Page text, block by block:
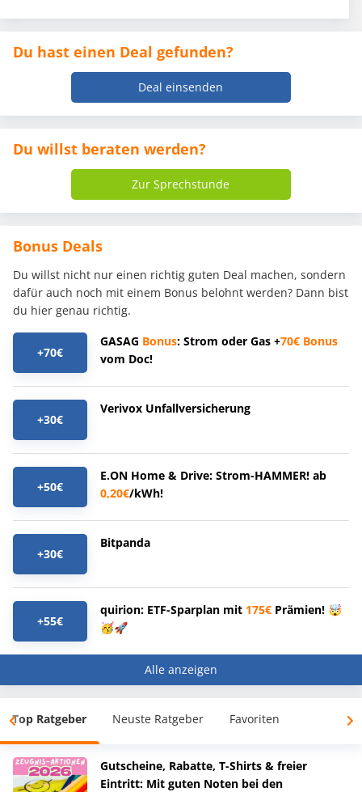
Du hast einen Deal gefunden?
Deal einsenden
Du willst beraten werden?
Zur Sprechstunde
Bonus Deals
Du willst nicht nur einen richtig guten Deal machen, sondern
dafür auch noch mit einem Bonus belohnt werden? Dann bist
du hier genau richtig.
+70€
GASAG Bonus: Strom oder Gas +70€ Bonus
vom Doc!
+30€
Verivox Unfallversicherung
+50€
E.ON Home & Drive: Strom-HAMMER! ab
0,20€/kWh!
+30€
Bitpanda
+55€
quirion: ETF-Sparplan mit 175€ Prämien! 🤯
🥳🚀
Alle anzeigen
Top Ratgeber Neuste Ratgeber Favoriten
Gutscheine, Rabatte, T-Shirts & freier
Eintritt: Mit guten Noten bei den